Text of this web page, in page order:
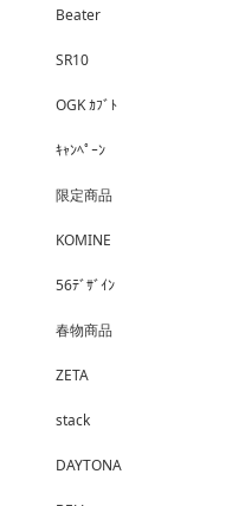
Beater
SR10
OGK ｶﾌﾞﾄ
ｷｬﾝﾍﾟｰﾝ
限定商品
KOMINE
56ﾃﾞｻﾞｲﾝ
春物商品
ZETA
stack
DAYTONA